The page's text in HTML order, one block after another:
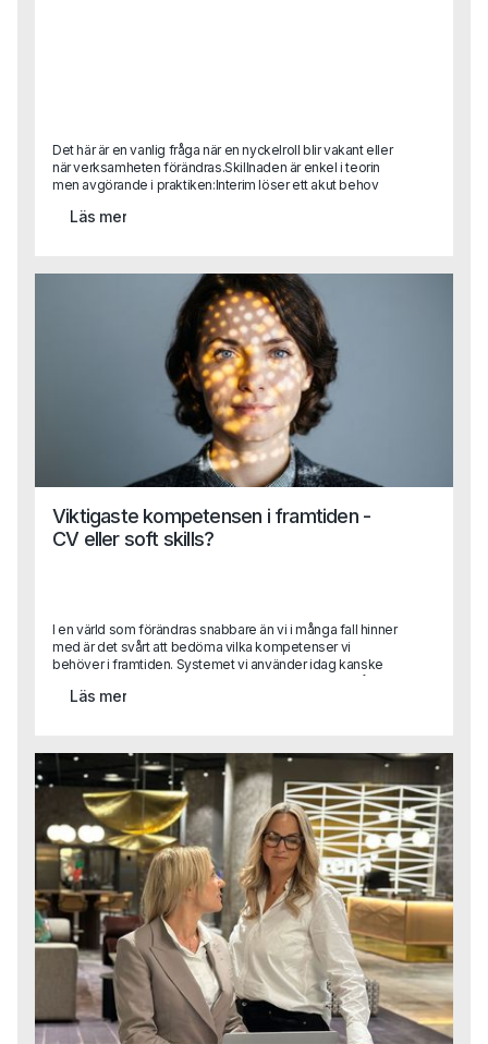
Det här är en vanlig fråga när en nyckelroll blir vakant eller
när verksamheten förändras.Skillnaden är enkel i teorin
men avgörande i praktiken:Interim löser ett akut behov
bygger för framtiden.Det handlar inte om vilket som är
Läs mer
Viktigaste kompetensen i framtiden -
CV eller soft skills?
I en värld som förändras snabbare än vi i många fall hinner
med är det svårt att bedöma vilka kompetenser vi
behöver i framtiden. Systemet vi använder idag kanske
viktigaste process automatiserad innan året är slut. Detta
Läs mer